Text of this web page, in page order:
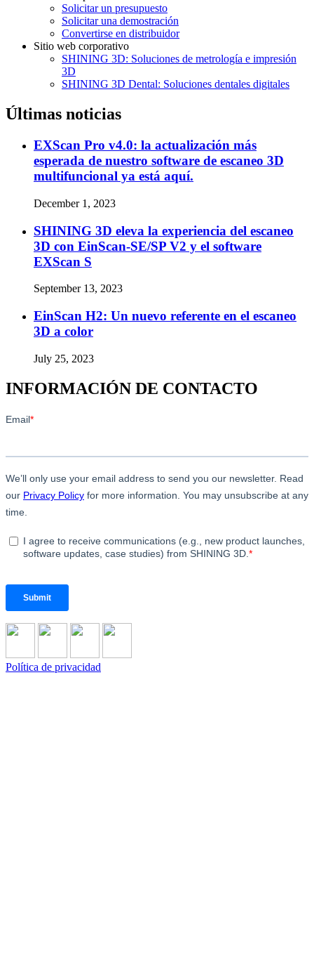
Solicitar un presupuesto
Solicitar una demostración
Convertirse en distribuidor
Sitio web corporativo
SHINING 3D: Soluciones de metrología e impresión
3D
SHINING 3D Dental: Soluciones dentales digitales
Últimas noticias
EXScan Pro v4.0: la actualización más
esperada de nuestro software de escaneo 3D
multifuncional ya está aquí.
December 1, 2023
SHINING 3D eleva la experiencia del escaneo
3D con EinScan-SE/SP V2 y el software
EXScan S
September 13, 2023
EinScan H2: Un nuevo referente en el escaneo
3D a color
July 25, 2023
INFORMACIÓN DE CONTACTO
Política de privacidad